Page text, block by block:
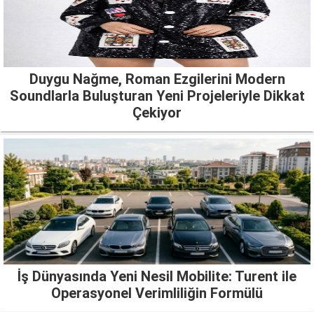
Duygu Nağme, Roman Ezgilerini Modern
Soundlarla Buluşturan Yeni Projeleriyle Dikkat
Çekiyor
İş Dünyasında Yeni Nesil Mobilite: Turent ile
Operasyonel Verimliliğin Formülü